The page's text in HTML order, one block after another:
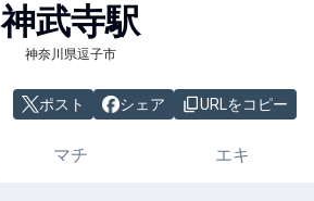
神武寺駅
神奈川県逗子市
ポスト シェア URLをコピー
マチ エキ